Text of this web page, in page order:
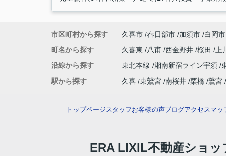
市区町村から探す 久喜市 春日部市 加須市 白岡市
町名から探す
久喜東 八甫 西金野井 桜田
沿線から探す
東北本線 湘南新宿ライン宇須
駅から探す
久喜 東鷲宮 南桜井 栗橋 鷲宮
トップページスタッフお客様の声ブログアクセスマッ
ERA LIXIL不動産ショッ